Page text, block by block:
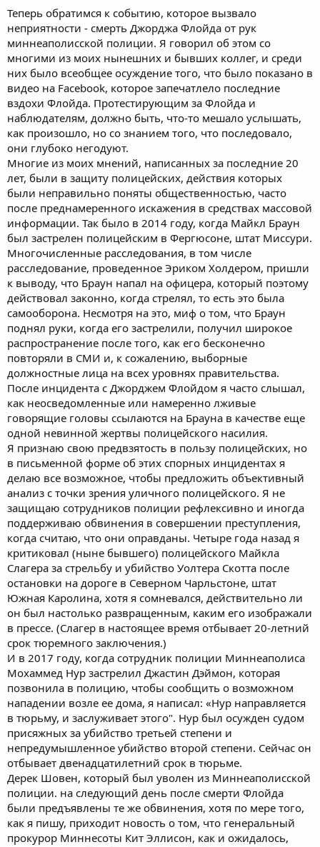
Теперь обратимся к событию, которое вызвало
неприятности - смерть Джорджа Флойда от рук
миннеаполисской полиции. Я говорил об этом со
многими из моих нынешних и бывших коллег, и среди
них было всеобщее осуждение того, что было показано в
видео на Facebook, которое запечатлело последние
вздохи Флойда. Протестирующим за Флойда и
наблюдателям, должно быть, что-то мешало услышать,
как произошло, но со знанием того, что последовало,
они глубоко негодуют.
Многие из моих мнений, написанных за последние 20
лет, были в защиту полицейских, действия которых
были неправильно поняты общественностью, часто
после преднамеренного искажения в средствах массовой
информации. Так было в 2014 году, когда Майкл Браун
был застрелен полицейским в Фергюсоне, штат Миссури.
Многочисленные расследования, в том числе
расследование, проведенное Эриком Холдером, пришли
к выводу, что Браун напал на офицера, который поэтому
действовал законно, когда стрелял, то есть это была
самооборона. Несмотря на это, миф о том, что Браун
поднял руки, когда его застрелили, получил широкое
распространение после того, как его бесконечно
повторяли в СМИ и, к сожалению, выборные
должностные лица на всех уровнях правительства.
После инцидента с Джорджем Флойдом я часто слышал,
как неосведомленные или намеренно лживые
говорящие головы ссылаются на Брауна в качестве еще
одной невинной жертвы полицейского насилия.
Я признаю свою предвзятость в пользу полицейских, но
в письменной форме об этих спорных инцидентах я
делаю все возможное, чтобы предложить объективный
анализ с точки зрения уличного полицейского. Я не
защищаю сотрудников полиции рефлексивно и иногда
поддерживаю обвинения в совершении преступления,
когда считаю, что они оправданы. Четыре года назад я
критиковал (ныне бывшего) полицейского Майкла
Слагера за стрельбу и убийство Уолтера Скотта после
остановки на дороге в Северном Чарльстоне, штат
Южная Каролина, хотя я сомневался, действительно ли
он был настолько развращенным, каким его изображали
в прессе. (Слагер в настоящее время отбывает 20-летний
срок тюремного заключения.)
И в 2017 году, когда сотрудник полиции Миннеаполиса
Мохаммед Нур застрелил Джастин Дэймон, которая
позвонила в полицию, чтобы сообщить о возможном
нападении возле ее дома, я написал: «Нур направляется
в тюрьму, и заслуживает этого". Нур был осужден судом
присяжных за убийство третьей степени и
непредумышленное убийство второй степени. Сейчас он
отбывает двенадцатилетний срок в тюрьме.
Дерек Шовен, который был уволен из Миннеаполисской
полиции. на следующий день после смерти Флойда
были предъявлены те же обвинения, хотя по мере того,
как я пишу, приходит новость о том, что генеральный
прокурор Миннесоты Кит Эллисон, как и ожидалось,